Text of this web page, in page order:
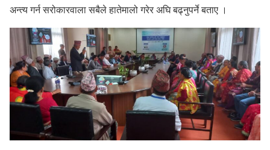
अन्त्य गर्न सरोकारवाला सबैले हातेमालो गरेर अघि बढ्नुपर्ने बताए ।